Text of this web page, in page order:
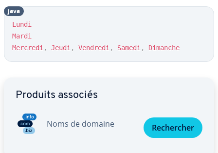
Lundi
Mardi
Mercredi , Jeudi , Vendredi , Samedi , Dimanche
java
Produits associés
Noms de domaine Re­cher­cher